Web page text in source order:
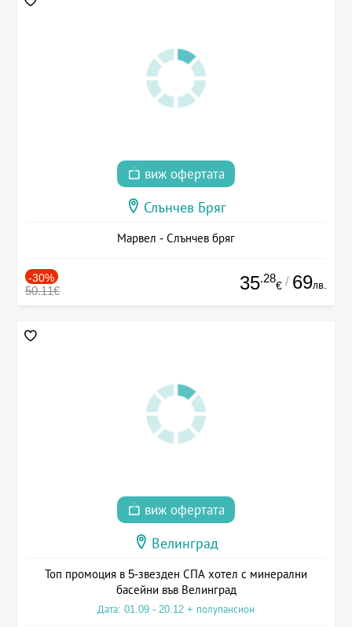
виж офертата
Слънчев Бряг
Марвел - Слънчев бряг
-30%
50.11€ 35.28
€ / 69лв.
виж офертата
Велинград
Топ промоция в 5-звезден СПА хотел с минерални
басейни във Велинград
Дата: 01.09 - 20.12 + полупансион